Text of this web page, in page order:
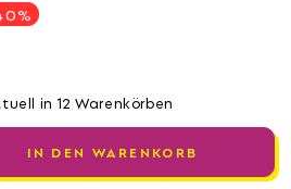
in12 Warenkörben
IN DEN WARENKORB